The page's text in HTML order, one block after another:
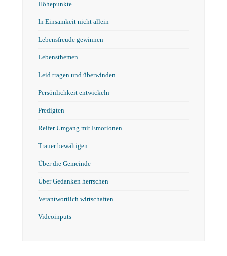
Höhepunkte
In Einsamkeit nicht allein
Lebensfreude gewinnen
Lebensthemen
Leid tragen und überwinden
Persönlichkeit entwickeln
Predigten
Reifer Umgang mit Emotionen
Trauer bewältigen
Über die Gemeinde
Über Gedanken herrschen
Verantwortlich wirtschaften
Videoinputs